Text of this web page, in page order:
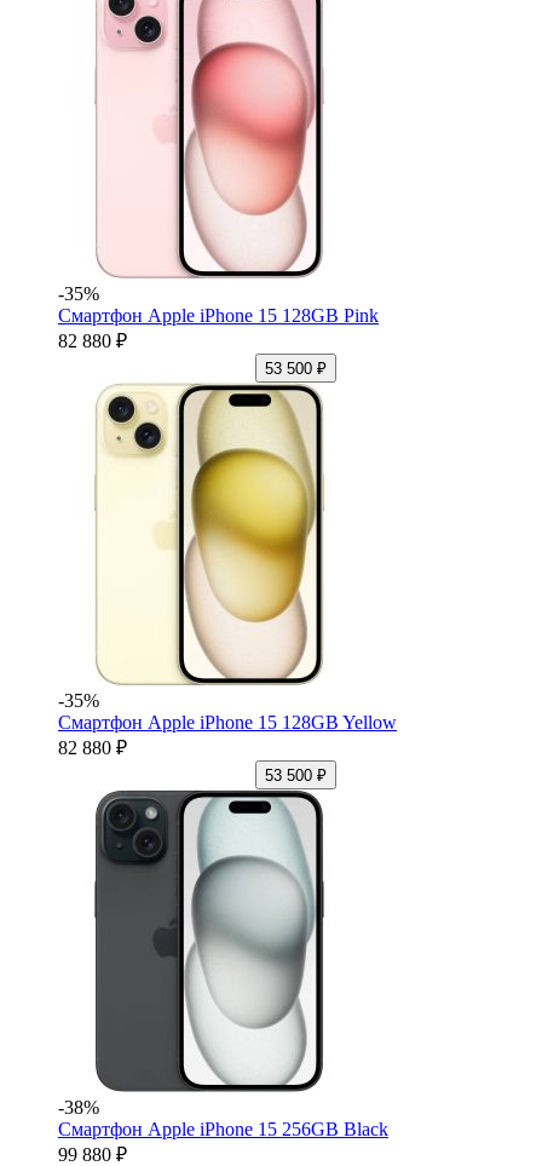
-35%
Смартфон Apple iPhone 15 128GB Pink
82 880 ₽
53 500 ₽
-35%
Смартфон Apple iPhone 15 128GB Yellow
82 880 ₽
53 500 ₽
-38%
Смартфон Apple iPhone 15 256GB Black
99 880 ₽